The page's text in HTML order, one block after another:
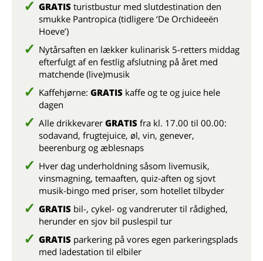
GRATIS turistbustur med slutdestination den
smukke Pantropica (tidligere ‘De Orchideeën
Hoeve’)
Nytårsaften en lækker kulinarisk 5-retters middag
efterfulgt af en festlig afslutning på året med
matchende (live)musik
Kaffehjørne: GRATIS kaffe og te og juice hele
dagen
Alle drikkevarer GRATIS fra kl. 17.00 til 00.00:
sodavand, frugtejuice, øl, vin, genever,
beerenburg og æblesnaps
Hver dag underholdning såsom livemusik,
vinsmagning, temaaften, quiz-aften og sjovt
musik-bingo med priser, som hotellet tilbyder
GRATIS bil-, cykel- og vandreruter til rådighed,
herunder en sjov bil puslespil tur
GRATIS parkering på vores egen parkeringsplads
med ladestation til elbiler